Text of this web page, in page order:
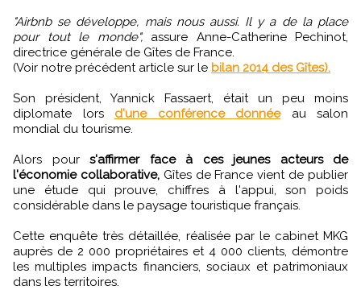
"Airbnb se développe, mais nous aussi. Il y a de la place
pour tout le monde",assure Anne-Catherine Pechinot,
directrice générale de Gîtes de France.
(Voir notre précédent article sur le bilan 2014 des Gîtes).
Son président, Yannick Fassaert, était un peu moins
diplomate lors d'une conférence donnéeau salon
mondial du tourisme.
Alors pour s'affirmer face à ces jeunes acteurs de
l'économie collaborative,Gîtes de France vient de publier
une étude qui prouve, chiffres à l'appui, son poids
considérable dans le paysage touristique français.
Cette enquête très détaillée, réalisée par le cabinet MKG
auprès de 2 000 propriétaires et 4 000 clients, démontre
les multiples impacts financiers, sociaux et patrimoniaux
dans les territoires.